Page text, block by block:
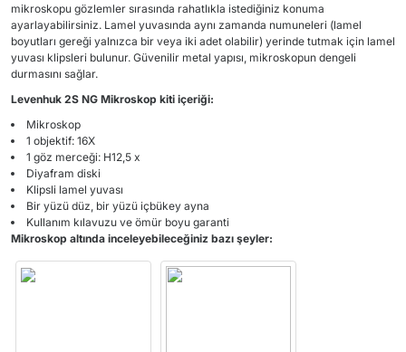
mikroskopu gözlemler sırasında rahatlıkla istediğiniz konuma
ayarlayabilirsiniz. Lamel yuvasında aynı zamanda numuneleri (lamel
boyutları gereği yalnızca bir veya iki adet olabilir) yerinde tutmak için lamel
yuvası klipsleri bulunur. Güvenilir metal yapısı, mikroskopun dengeli
durmasını sağlar.
Levenhuk 2S NG Mikroskop kiti içeriği:
Mikroskop
1 objektif: 16X
1 göz merceği: H12,5 x
Diyafram diski
Klipsli lamel yuvası
Bir yüzü düz, bir yüzü içbükey ayna
Kullanım kılavuzu ve ömür boyu garanti
Mikroskop altında inceleyebileceğiniz bazı şeyler: